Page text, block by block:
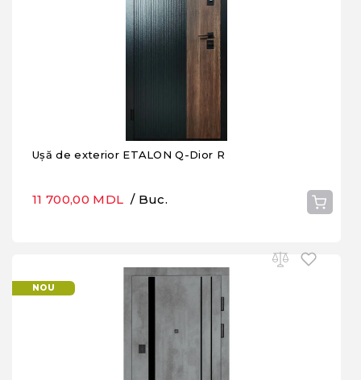
Ușă de exterior ETALON Q-Dior R
11 700,00 MDL / Buc.
NOU